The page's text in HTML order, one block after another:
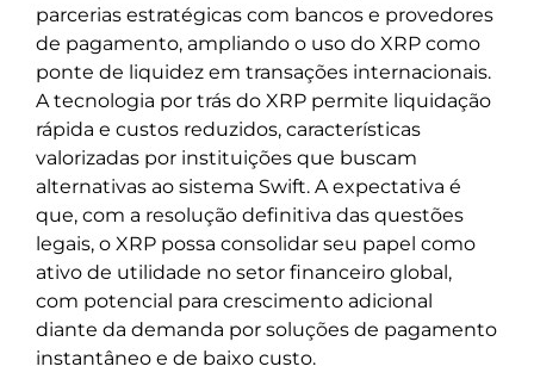
parcerias estratégicas com bancos e provedores
de pagamento, ampliando o uso do XRP como
ponte de liquidez em transações internacionais.
A tecnologia por trás do XRP permite liquidação
rápida e custos reduzidos, características
valorizadas por instituições que buscam
alternativas ao sistema Swift. A expectativa é
que, com a resolução definitiva das questões
legais, o XRP possa consolidar seu papel como
ativo de utilidade no setor financeiro global,
com potencial para crescimento adicional
diante da demanda por soluções de pagamento
instantâneo e de baixo custo.